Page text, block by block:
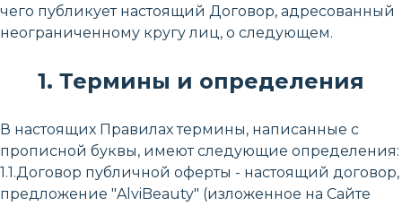
чего публикует настоящий Договор, адресованный
неограниченному кругу лиц, о следующем.
1. Термины и определения
В настоящих Правилах термины, написанные с
прописной буквы, имеют следующие определения:
1.1.Договор публичной оферты - настоящий договор,
предложение "AlviBeauty" (изложенное на Сайте